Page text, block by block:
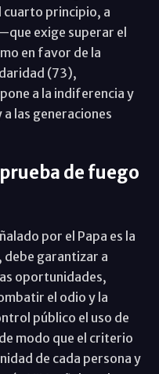
cuarto principio, a
exige superar el
en favor de la
(73),
a la indiferencia y
las generaciones
de fuego
por el Papa es la
debe garantizar a
oportunidades,
el odio y la
público el uso de
modo que el criterio
de cada persona y